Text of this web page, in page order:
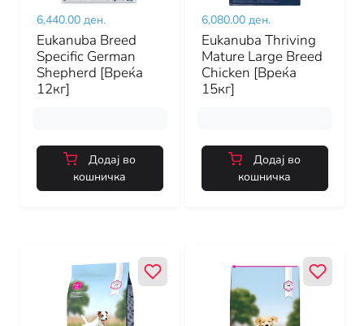
6,440.00 ден.
Eukanuba Breed
Specific German
Shepherd [Вреќа
12кг]
Додај во
кошничка
6,080.00 ден.
Eukanuba Thriving
Mature Large Breed
Chicken [Вреќа
15кг]
Додај во
кошничка